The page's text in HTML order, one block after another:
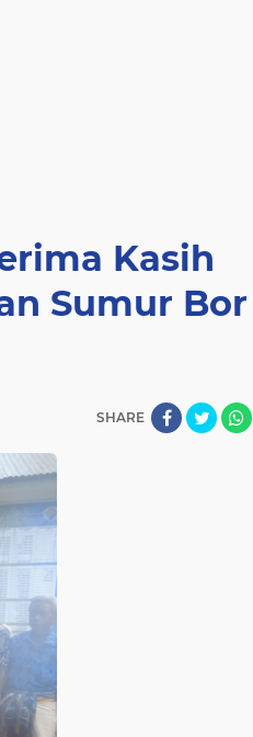
Kasih
Sumur Bor
SHARE